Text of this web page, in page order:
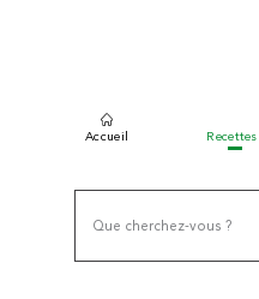
Accueil Recettes